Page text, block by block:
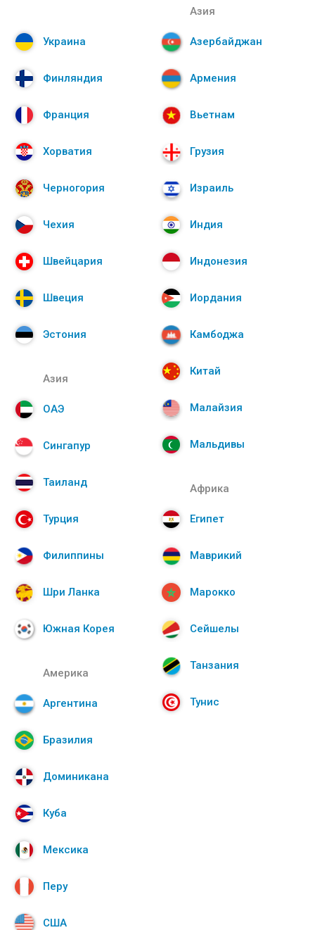
Украина
Финляндия
Франция
Хорватия
Черногория
Чехия
Швейцария
Швеция
Эстония
Азия
Азербайджан
Армения
Вьетнам
Грузия
Израиль
Индия
Индонезия
Иордания
Камбоджа
Китай
Малайзия
Мальдивы
Азия
ОАЭ
Сингапур
Таиланд
Турция
Филиппины
Шри Ланка
Южная Корея
Африка
Египет
Маврикий
Марокко
Сейшелы
Танзания
Тунис
Америка
Аргентина
Бразилия
Доминикана
Куба
Мексика
Перу
США